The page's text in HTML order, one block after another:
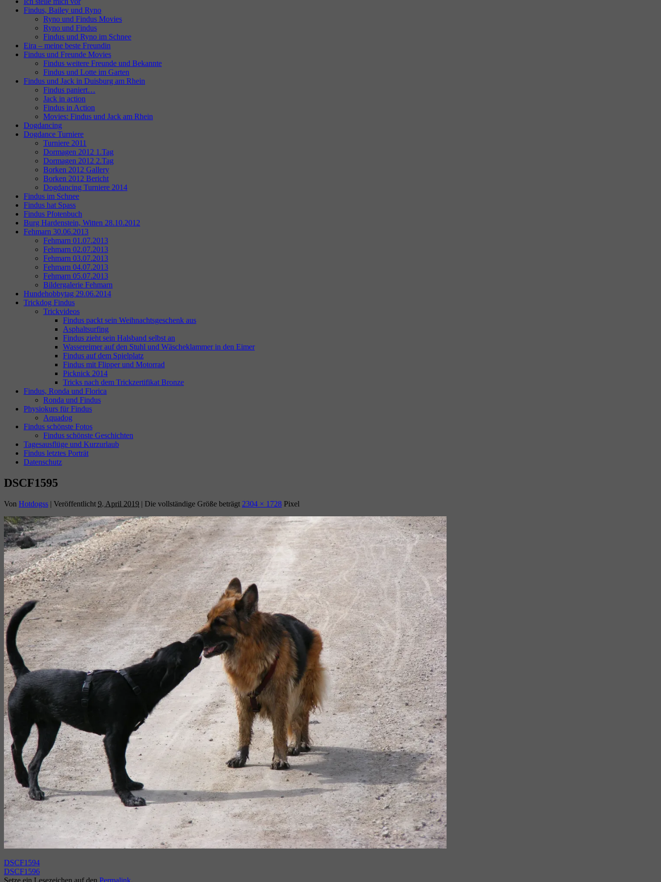
Findus, Bailey und Ryno
Ryno und Findus Movies
Ryno und Findus
Findus und Ryno im Schnee
Eira – meine beste Freundin
Findus und Freunde Movies
Findus weitere Freunde und Bekannte
Findus und Lotte im Garten
Findus und Jack in Duisburg am Rhein
Findus paniert…
Jack in action
Findus in Action
Movies: Findus und Jack am Rhein
Dogdancing
Dogdance Turniere
Turniere 2011
Dormagen 2012 1.Tag
Dormagen 2012 2.Tag
Borken 2012 Gallery
Borken 2012 Bericht
Dogdancing Turniere 2014
Findus im Schnee
Findus hat Spass
Findus Pfotenbuch
Burg Hardenstein, Witten 28.10.2012
Fehmarn 30.06.2013
Fehmarn 01.07.2013
Fehmarn 02.07.2013
Fehmarn 03.07.2013
Fehmarn 04.07.2013
Fehmarn 05.07.2013
Bildergalerie Fehmarn
Hundehobbytag 29.06.2014
Trickdog Findus
Trickvideos
Findus packt sein Weihnachtsgeschenk aus
Asphaltsurfing
Findus zieht sein Halsband selbst an
Wassereimer auf den Stuhl und Wäscheklammer in den Eimer
Findus auf dem Spielplatz
Findus mit Flipper und Motorrad
Picknick 2014
Tricks nach dem Trickzertifikat Bronze
Findus, Ronda und Florica
Ronda und Findus
Physiokurs für Findus
Aquadog
Findus schönste Fotos
Findus schönste Geschichten
Tagesausflüge und Kurzurlaub
Findus letztes Porträt
Datenschutz
DSCF1595
Von Hotdogss | Veröffentlicht 9. April 2019 | Die vollständige Größe beträgt 2304 × 1728 Pixel
DSCF1594
DSCF1596
Setze ein Lesezeichen auf den Permalink.